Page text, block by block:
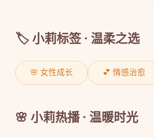
🏷️ 小莉标签 · 温柔之选
🌸 女性成长 💕 情感治愈
🌸 小莉热播 · 温暖时光